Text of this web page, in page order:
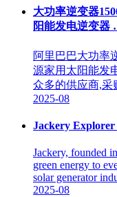
大功率逆变器
阳能发电逆变器
阿里巴巴大功率
源家用太阳能发
众多的供应商,采
2025-08
Jackery Explorer
Jackery, founded
green energy to
solar generator
2025-08